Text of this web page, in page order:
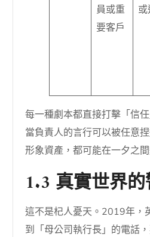
員或重
要客戶
每一種劇本都直接打擊「信
當負責人的言行可以被任意
形象資產，都可能在一夕之
1.3 真實世界
這不是杞人憂天。2019年，
到「母公司執行長」的電話